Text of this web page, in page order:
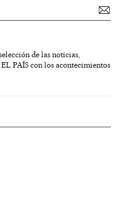
de las noticias,
PAÍS con los acontecimientos